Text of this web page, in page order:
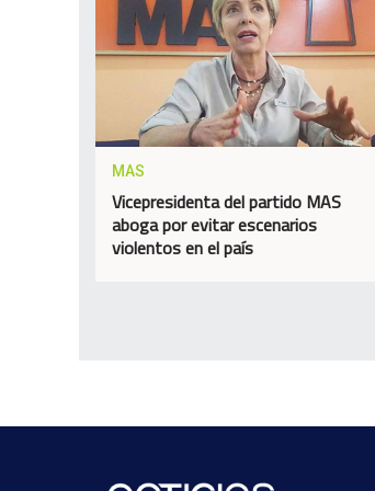
MAS
Vicepresidenta del partido MAS
aboga por evitar escenarios
violentos en el país